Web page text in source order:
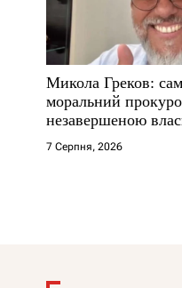
Микола Греков:
моральний
незавершеною
7 Серпня, 2026